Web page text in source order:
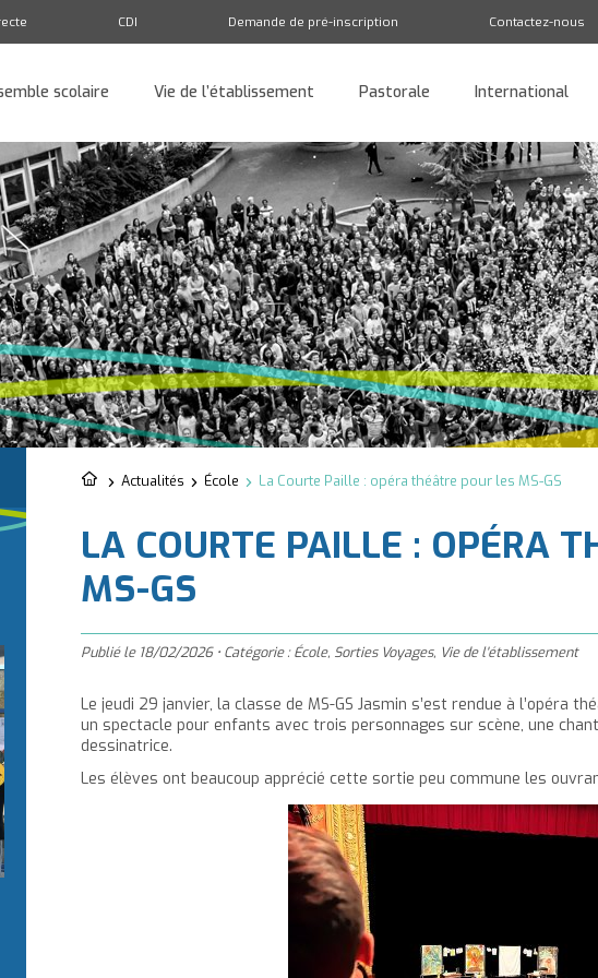
scolaire Vie de l’établissement Pastorale International
CDI Demande de pré-inscription Contactez-nous
Retour
Actualités École La Courte Paille : opéra théâtre pour les MS-GS
LA COURTE PAILLE : OPÉRA
MS-GS
Publié le 18/02/2026 • Catégorie :École, Sorties Voyages, Vie de l'établissement
Le jeudi 29 janvier, la classe de MS-GS Jasmin s’est rendue à l’opéra
un spectacle pour enfants avec trois personnages sur scène, une
dessinatrice.
Les élèves ont beaucoup apprécié cette sortie peu commune les